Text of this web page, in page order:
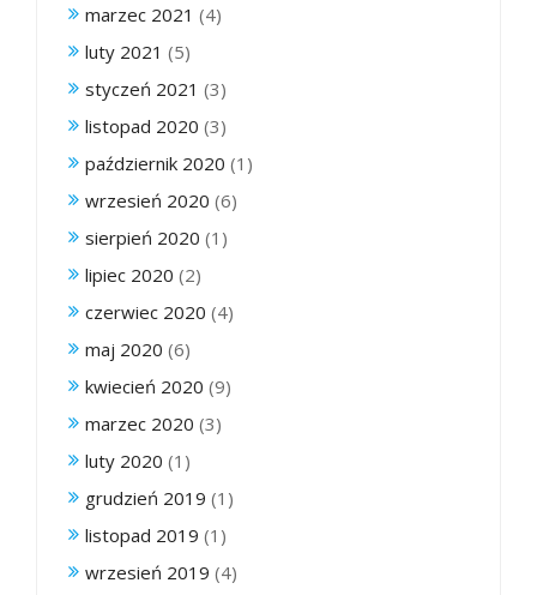
marzec 2021 (4)
luty 2021 (5)
styczeń 2021 (3)
listopad 2020 (3)
październik 2020 (1)
wrzesień 2020 (6)
sierpień 2020 (1)
lipiec 2020 (2)
czerwiec 2020 (4)
maj 2020 (6)
kwiecień 2020 (9)
marzec 2020 (3)
luty 2020 (1)
grudzień 2019 (1)
listopad 2019 (1)
wrzesień 2019 (4)